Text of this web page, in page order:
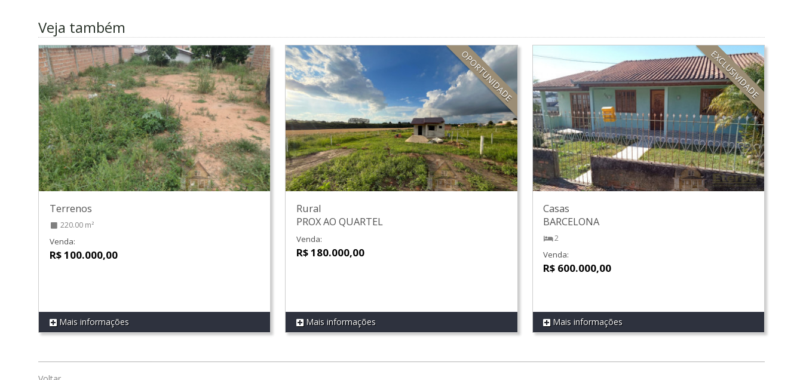
Veja também
REF 288
Terrenos
220.00 m²
Venda:
R$ 100.000,00
Mais informações
OPORTUNIDADE
REF 285
Rural
PROX AO QUARTEL
Venda:
R$ 180.000,00
Mais informações
EXCLUSIVIDADE
REF 282
Casas
BARCELONA
2
Venda:
R$ 600.000,00
Mais informações